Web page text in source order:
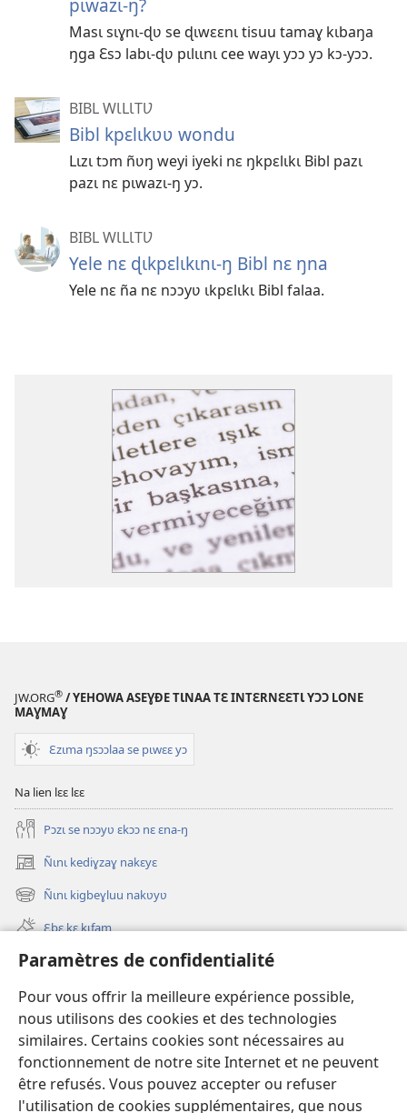
Paramètres de confidentialité
Pour vous offrir la meilleure expérience possible,
nous utilisons des cookies et des technologies
similaires. Certains cookies sont nécessaires au
fonctionnement de notre site Internet et ne peuvent
être refusés. Vous pouvez accepter ou refuser
l'utilisation de cookies supplémentaires, que nous
pɩwazɩ-ŋ?
Masɩ sɩɣnɩ-ɖʋ se ɖɩwɛɛnɩ tisuu tamaɣ kɩbaŋa
ŋga Ɛsɔ labɩ-ɖʋ pɩlɩɩnɩ cee wayɩ yɔɔ yɔ kɔ-yɔɔ.
BIBL WƖLƖTƲ
Bibl kpɛlɩkʋʋ wondu
Lɩzɩ tɔm ñʋŋ weyi iyeki nɛ ŋkpɛlɩkɩ Bibl pazɩ
pazɩ nɛ pɩwazɩ-ŋ yɔ.
BIBL WƖLƖTƲ
Yele nɛ ɖɩkpɛlɩkɩnɩ-ŋ Bibl nɛ ŋna
Yele nɛ ña nɛ nɔɔyʋ ɩkpɛlɩkɩ Bibl falaa.
JW.ORG® / YEHOWA ASEƔĐE TƖNAA TƐ INTƐRNƐƐTƖ YƆƆ LONE
MAƔMAƔ
Ɛzɩma ŋsɔɔlaa se pɩwɛɛ yɔ
Na lien lɛɛ lɛɛ
Pɔzɩ se nɔɔyʋ ɛkɔɔ nɛ ɛna-ŋ
Ñɩnɩ kediɣzaɣ nakɛyɛ
(ouvre
une
nouvelle
fenêtre)
Ñɩnɩ kigbeɣluu nakʋyʋ
(ouvre
une
fenêtre)
Ɛbɛ kɛ kɩfam
Videowaa
Search
Sɩnʋʋ
Haɖɛ
(ouvre
une